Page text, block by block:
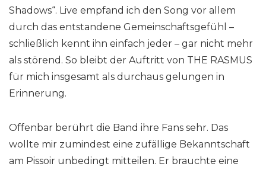
Shadows“. Live empfand ich den Song vor allem
durch das entstandene Gemeinschaftsgefühl –
schließlich kennt ihn einfach jeder – gar nicht mehr
als störend. So bleibt der Auftritt von THE RASMUS
für mich insgesamt als durchaus gelungen in
Erinnerung.
Offenbar berührt die Band ihre Fans sehr. Das
wollte mir zumindest eine zufällige Bekanntschaft
am Pissoir unbedingt mitteilen. Er brauchte eine